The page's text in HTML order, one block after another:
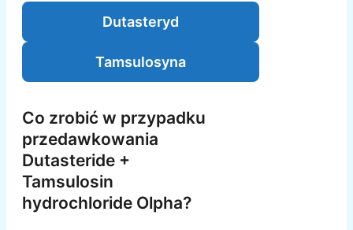
Dutasteryd
Tamsulosyna
Co zrobić w przypadku
przedawkowania
Dutasteride +
Tamsulosin
hydrochloride Olpha?